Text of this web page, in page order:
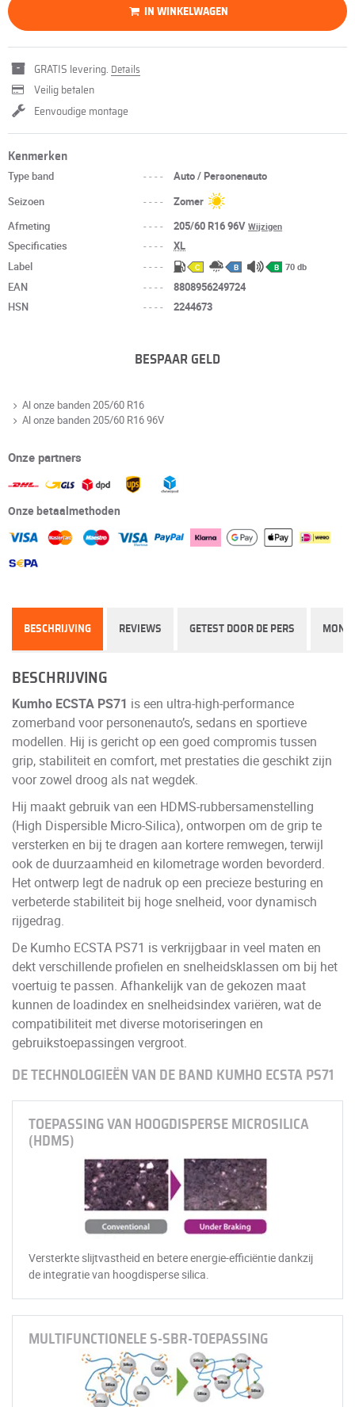
IN WINKELWAGEN
GRATIS levering. Details
Veilig betalen
Eenvoudige montage
Kenmerken
Type band ----
Auto / Personenauto
Seizoen
----
Zomer
Afmeting
---- 205/60 R16 96VWijzigen
Specificaties ----
XL
Label
---- C B B 70 db
EAN ----
8808956249724
HSN
---- 2244673
BESPAAR GELD
Al onze banden 205/60 R16
Al onze banden 205/60 R16 96V
Onze partners
Onze betaalmethoden
BESCHRIJVING REVIEWS GETEST DOOR DE PERS
BESCHRIJVING
Kumho ECSTA PS71 is een ultra-high-performance
zomerband voor personenauto’s, sedans en sportieve
modellen. Hij is gericht op een goed compromis tussen
grip, stabiliteit en comfort, met prestaties die geschikt zijn
voor zowel droog als nat wegdek.
Hij maakt gebruik van een HDMS-rubbersamenstelling
(High Dispersible Micro-Silica), ontworpen om de grip te
versterken en bij te dragen aan kortere remwegen, terwijl
ook de duurzaamheid en kilometrage worden bevorderd.
Het ontwerp legt de nadruk op een precieze besturing en
verbeterde stabiliteit bij hoge snelheid, voor dynamisch
rijgedrag.
De Kumho ECSTA PS71 is verkrijgbaar in veel maten en
dekt verschillende profielen en snelheidsklassen om bij het
voertuig te passen. Afhankelijk van de gekozen maat
kunnen de loadindex en snelheidsindex variëren, wat de
compatibiliteit met diverse motoriseringen en
gebruikstoepassingen vergroot.
DE TECHNOLOGIEËN VAN DE BAND KUMHO ECSTA PS71
TOEPASSING VAN HOOGDISPERSE MICROSILICA
(HDMS)
Versterkte slijtvastheid en betere energie-efficiëntie dankzij
de integratie van hoogdisperse silica.
MULTIFUNCTIONELE S-SBR-TOEPASSING